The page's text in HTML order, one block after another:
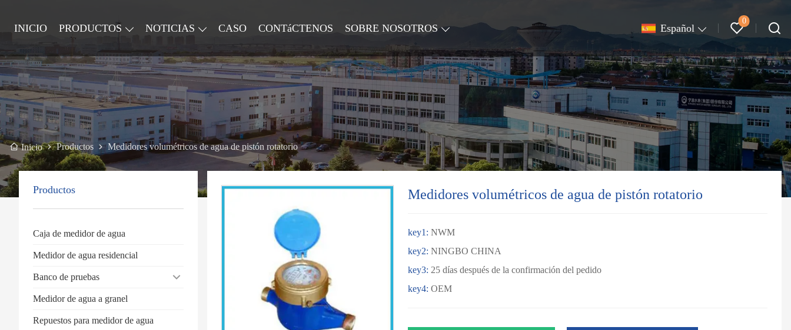
INICIO PRODUCTOS NOTICIAS CASO CONTáCTENOS SOBRE NOSOTROS Español
0
Inicio Productos Medidores volumétricos de agua de pistón rotatorio
Productos
Caja de medidor de agua
Medidor de agua residencial
Banco de pruebas
Medidor de agua a granel
Repuestos para medidor de agua
Medidores volumétricos de agua de pistón rotatorio
key1: NWM
key2: NINGBO CHINA
key3: 25 días después de la confirmación del pedido
key4: OEM